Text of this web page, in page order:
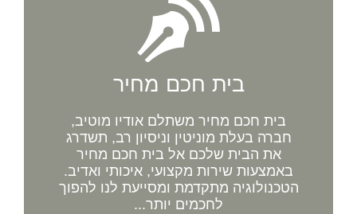
בית חכם מחיר
בית חכם מחיר משתלם אודיו מוטיב,
חברה בעלת מוניטין וניסיון רב, תשדרג
את הבית שלכם אל בית חכם מחיר
באמצעות שירות מקצועי, איכותי ואדיב.
הטכנולוגיה מתקדמת ומסייעת לנו להפוך
לחכמים יותר...